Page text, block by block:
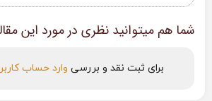
شما هم میتوانید نظری در مورد این
برای ثبت نقد و بررسی وارد حساب